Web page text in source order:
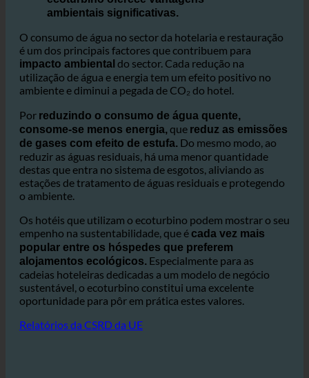
Para além dos benefícios financeiros,
ambientais significativas.
O consumo de água no sector da hotelaria e restauração
é um dos principais factores que contribuem para
impacto ambientaldo sector. Cada redução na
ambiente e diminui a pegada de CO₂ do hotel.
Porreduzindo o consumo de água quente,
consome-se menos energia,quereduz as emissões
de gases com efeito de estufa.Do mesmo modo, ao
reduzir as águas residuais, há uma menor quantidade
destas que entra no sistema de esgotos, aliviando as
o ambiente.
Os hotéis que utilizam o ecoturbino podem mostrar o seu
empenho na sustentabilidade, que écada vez mais
popular entre os hóspedes que preferem
alojamentos ecológicos.Especialmente para as
cadeias hoteleiras dedicadas a um modelo de negócio
oportunidade para pôr em prática estes valores.